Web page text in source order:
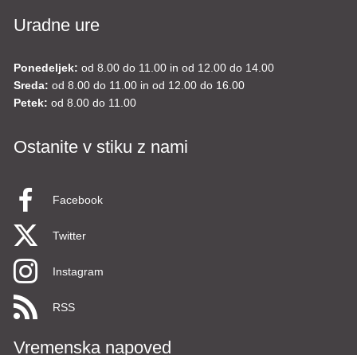
Uradne ure
Ponedeljek: od 8.00 do 11.00 in od 12.00 do 14.00
Sreda: od 8.00 do 11.00 in od 12.00 do 16.00
Petek: od 8.00 do 11.00
Ostanite v stiku z nami
Facebook
Twitter
Instagram
RSS
Vremenska napoved